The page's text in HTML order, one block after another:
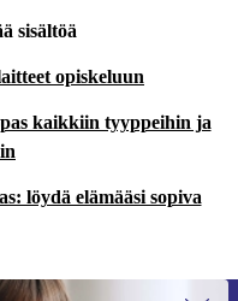
sisältöä
opiskeluun
kaikkiin tyyppeihin ja
löydä elämääsi sopiva